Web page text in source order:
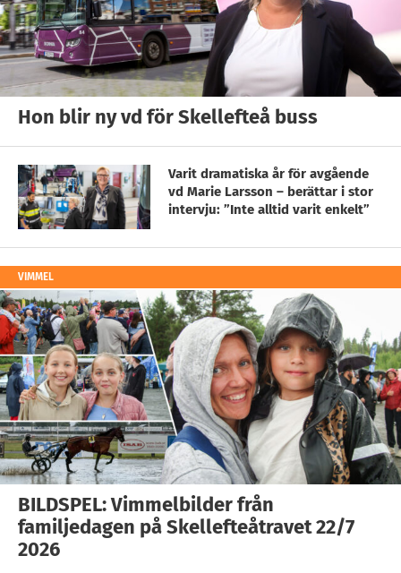
Hon blir ny vd för Skellefteå buss
Varit dramatiska år för avgående
vd Marie Larsson – berättar i stor
intervju: ”Inte alltid varit enkelt”
VIMMEL
BILDSPEL: Vimmelbilder från
familjedagen på Skellefteåtravet 22/7
2026